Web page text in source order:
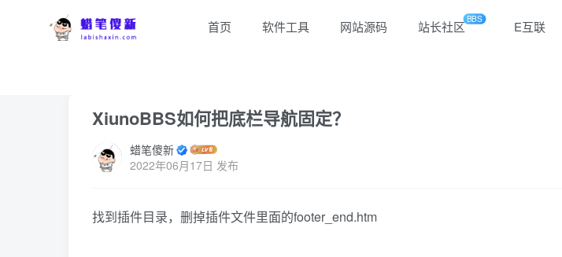
首页 软件工具 网站源码 站长社区BBS E互联
XiunoBBS如何把底栏导航固定？
蜡笔傻新
2022年06月17日 发布
找到插件目录，删掉插件文件里面的footer_end.htm